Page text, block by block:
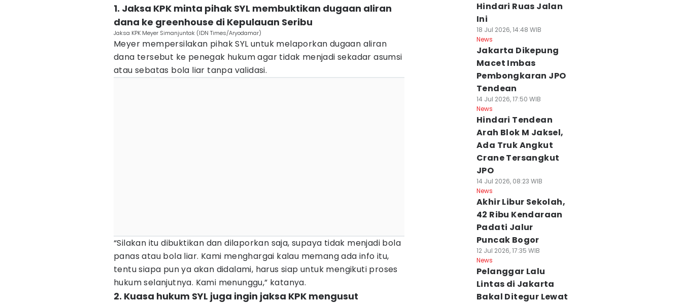
1. Jaksa KPK minta pihak SYL membuktikan dugaan aliran
dana ke greenhouse di Kepulauan Seribu
Jaksa KPK Meyer Simanjuntak (IDN Times/Aryodamar)
Meyer mempersilakan pihak SYL untuk melaporkan dugaan aliran
dana tersebut ke penegak hukum agar tidak menjadi sekadar asumsi
atau sebatas bola liar tanpa validasi.
“Silakan itu dibuktikan dan dilaporkan saja, supaya tidak menjadi bola
panas atau bola liar. Kami menghargai kalau memang ada info itu,
tentu siapa pun ya akan didalami, harus siap untuk mengikuti proses
hukum selanjutnya. Kami menunggu,” katanya.
2. Kuasa hukum SYL juga ingin jaksa KPK mengusut
Hindari Ruas Jalan
Ini
18 Jul 2026, 14:48 WIB
News
Jakarta Dikepung
Macet Imbas
Pembongkaran JPO
Tendean
14 Jul 2026, 17:50 WIB
News
Hindari Tendean
Arah Blok M Jaksel,
Ada Truk Angkut
Crane Tersangkut
JPO
14 Jul 2026, 08:23 WIB
News
Akhir Libur Sekolah,
42 Ribu Kendaraan
Padati Jalur
Puncak Bogor
12 Jul 2026, 17:35 WIB
News
Pelanggar Lalu
Lintas di Jakarta
Bakal Ditegur Lewat